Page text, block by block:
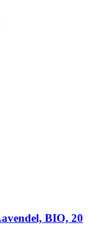
BIO, 20